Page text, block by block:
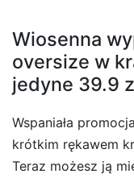
Wiosenna
oversize w
jedyne 39.9
Wspaniała
krótkim rękawem
Teraz możesz ją